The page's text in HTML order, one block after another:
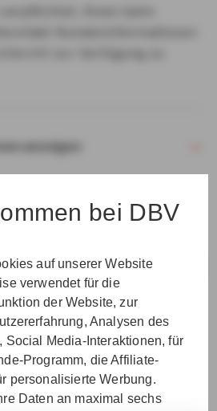
bei DBV
auf unserer Website
verwendet für die
der Website, zur
Analysen des
Social Media-Interaktionen, für
Programm, die Affiliate-
personalisierte Werbung.
Daten an maximal sechs
anzeigen
& WEI­TER